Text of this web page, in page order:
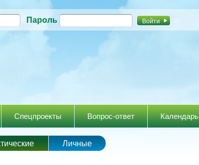
Перейти к
содержанию
Пароль
Спецпроекты Вопрос-ответ Календарь
Личные